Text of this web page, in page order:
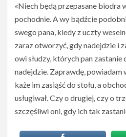
«Niech będą przepasane biodra
pochodnie. A wy bądźcie
swego pana, kiedy z uczty
zaraz otworzyć, gdy nadejdzie i
owi słudzy, których pan zastanie
nadejdzie. Zaprawdę, powiadam
każe im zasiąść do stołu, a
usługiwał. Czy o drugiej, czy o
szczęśliwi oni, gdy ich tak